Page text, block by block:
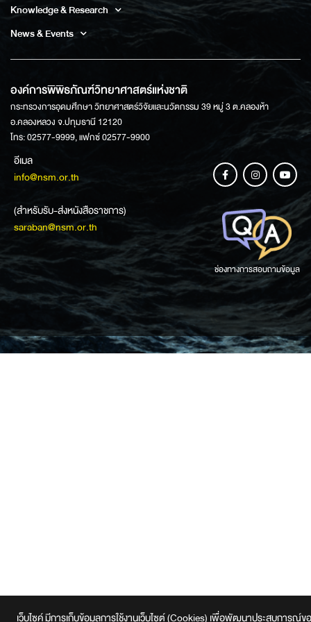
Knowledge & Research
News & Events
องค์การพิพิธภัณฑ์วิทยาศาสตร์แห่งชาติ
กระทรวงการอุดมศึกษา วิทยาศาสตร์วิจัยและนวัตกรรม 39 หมู่ 3 ต.คลองห้า
อ.คลองหลวง จ.ปทุมธานี 12120
โทร: 02577-9999, แฟกซ์ 02577-9900
อีเมล
info@nsm.or.th
(สำหรับรับ-ส่งหนังสือราชการ)
saraban@nsm.or.th
ช่องทางการสอบถามข้อมูล
เว็บไซค์ มีการเก็บข้อมูลการใช้งานเว็บไซต์ (Cookies) เพื่อพัฒนาประสบการณ์ข